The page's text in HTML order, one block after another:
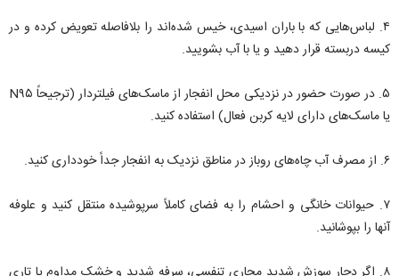
۴. لباس‌هایی که با باران اسیدی، خیس شده‌اند را بلافاصله تعویض کرده و در
کیسه دربسته قرار دهید و یا با آب بشویید.
۵. در صورت حضور در نزدیکی محل انفجار از ماسک‌های فیلتردار (ترجیحاً N۹۵
یا ماسک‌های دارای لایه کربن فعال) استفاده کنید.
۶. از مصرف آب چاه‌های روباز در مناطق نزدیک به انفجار جداً خودداری کنید.
۷. حیوانات خانگی و احشام را به فضای کاملاً سرپوشیده منتقل کنید و علوفه
آنها را بپوشانید.